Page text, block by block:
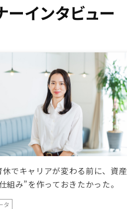
ーインタビュー
休でキャリアが変わる前に、資産
組み”を作っておきたかった。
タ